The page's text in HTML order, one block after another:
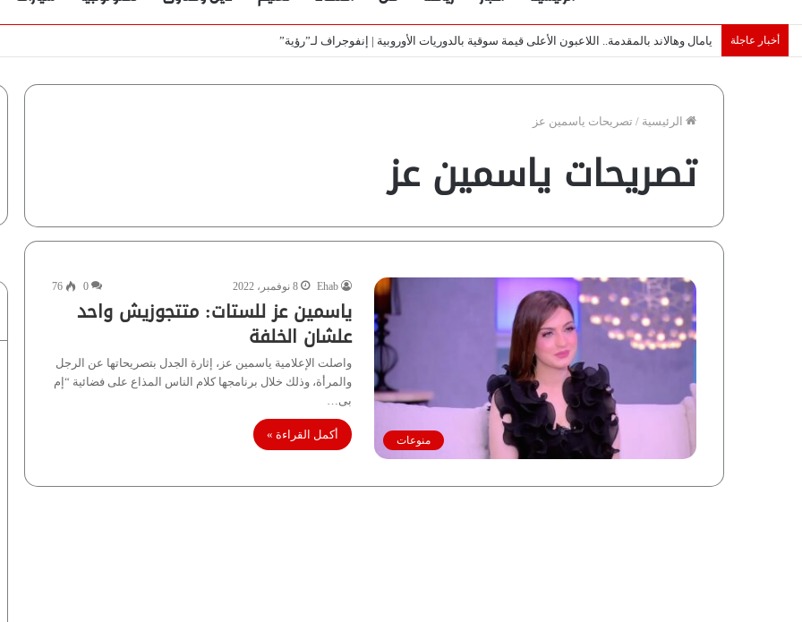
أخبار عاجلة خبراء لـ”شبكة رؤية”: «اتفاق مكة» يغيّر قواعد اللعبة بالشرق الأوسط
الرئيسية / تصريحات ياسمين عز
تصريحات ياسمين عز
منوعات
Ehab 8 نوفمبر، 2022 0
76
ياسمين عز للستات: متتجوزيش واحد
علشان الخلفة
واصلت الإعلامية ياسمين عز، إثارة الجدل بتصريحاتها عن الرجل
والمرأة، وذلك خلال برنامجها كلام الناس المذاع على فضائية “إم
بى…
أكمل القراءة »